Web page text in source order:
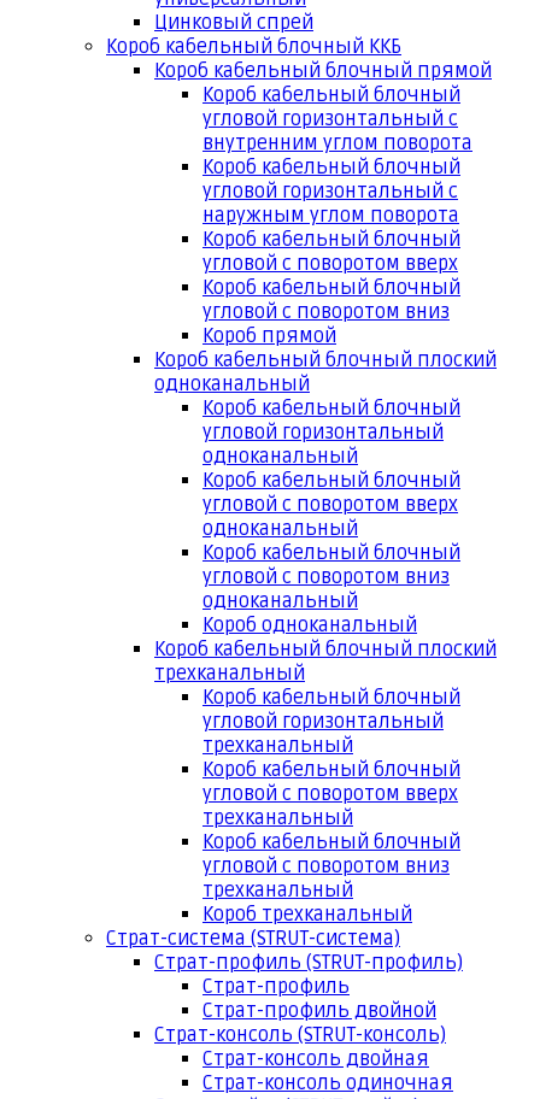
Цинковый спрей
Короб кабельный блочный ККБ
Короб кабельный блочный прямой
Короб кабельный блочный
угловой горизонтальный с
внутренним углом поворота
Короб кабельный блочный
угловой горизонтальный с
наружным углом поворота
Короб кабельный блочный
угловой с поворотом вверх
Короб кабельный блочный
угловой с поворотом вниз
Короб прямой
Короб кабельный блочный плоский
одноканальный
Короб кабельный блочный
угловой горизонтальный
одноканальный
Короб кабельный блочный
угловой с поворотом вверх
одноканальный
Короб кабельный блочный
угловой с поворотом вниз
одноканальный
Короб одноканальный
Короб кабельный блочный плоский
трехканальный
Короб кабельный блочный
угловой горизонтальный
трехканальный
Короб кабельный блочный
угловой с поворотом вверх
трехканальный
Короб кабельный блочный
угловой с поворотом вниз
трехканальный
Короб трехканальный
Страт-система (STRUT-система)
Страт-профиль (STRUT-профиль)
Страт-профиль
Страт-профиль двойной
Страт-консоль (STRUT-консоль)
Страт-консоль двойная
Страт-консоль одиночная